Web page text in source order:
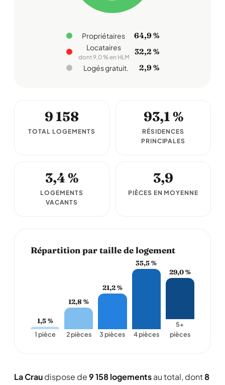
Propriétaires 64,9 %
Locataires
dont 9,0 % en HLM
32,2 %
Logés gratuit. 2,9 %
9 158
TOTAL LOGEMENTS
93,1 %
RÉSIDENCES
PRINCIPALES
3,4 %
LOGEMENTS
VACANTS
3,9
PIÈCES EN MOYENNE
Répartition par taille de logement
1,5 %
1 pièce
12,8 %
2 pièces
21,2 %
3 pièces
35,5 %
4 pièces
29,0 %
5+
pièces
La Craudispose de9 158 logementsau total, dont8